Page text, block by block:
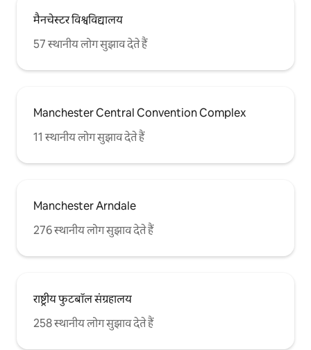
मैनचेस्टर विश्वविद्यालय
57 स्थानीय लोग सुझाव देते हैं
Manchester Central Convention Complex
11 स्थानीय लोग सुझाव देते हैं
Manchester Arndale
276 स्थानीय लोग सुझाव देते हैं
राष्ट्रीय फुटबॉल संग्रहालय
258 स्थानीय लोग सुझाव देते हैं